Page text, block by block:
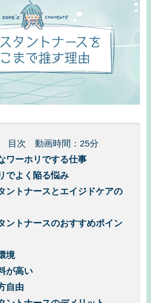
次 動画時間：25分
ワーホリでする仕事
でよく陥る悩み
ントナースとエイジドケアの
ントナースのおすすめポイン
境
高い
自由